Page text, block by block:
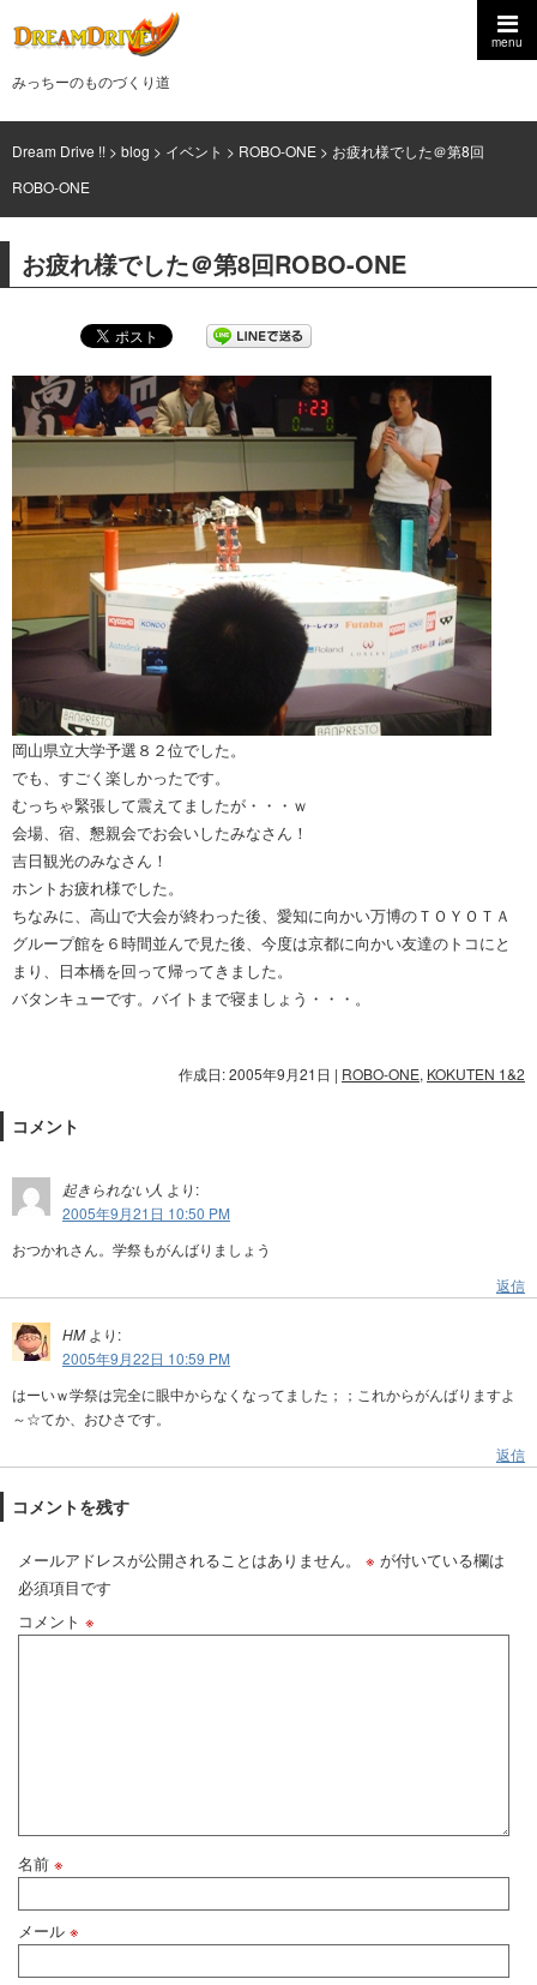
menu
みっちーのものづくり道
Dream Drive !! > blog > イベント > ROBO-ONE > お疲れ様でした＠第8回
ROBO-ONE
お疲れ様でした＠第8回ROBO-ONE
岡山県立大学予選８２位でした。
でも、すごく楽しかったです。
むっちゃ緊張して震えてましたが・・・ｗ
会場、宿、懇親会でお会いしたみなさん！
吉日観光のみなさん！
ホントお疲れ様でした。
ちなみに、高山で大会が終わった後、愛知に向かい万博のＴＯＹＯＴＡ
グループ館を６時間並んで見た後、今度は京都に向かい友達のトコにと
まり、日本橋を回って帰ってきました。
バタンキューです。バイトまで寝ましょう・・・。
作成日: 2005年9月21日 | ROBO-ONE, KOKUTEN 1&2
コメント
起きられない人 より:
2005年9月21日 10:50 PM
おつかれさん。学祭もがんばりましょう
返信
HM より:
2005年9月22日 10:59 PM
はーいｗ学祭は完全に眼中からなくなってました；；これからがんばりますよ
～☆てか、おひさです。
返信
コメントを残す
メールアドレスが公開されることはありません。 ※ が付いている欄は
必須項目です
コメント ※
名前 ※
メール ※